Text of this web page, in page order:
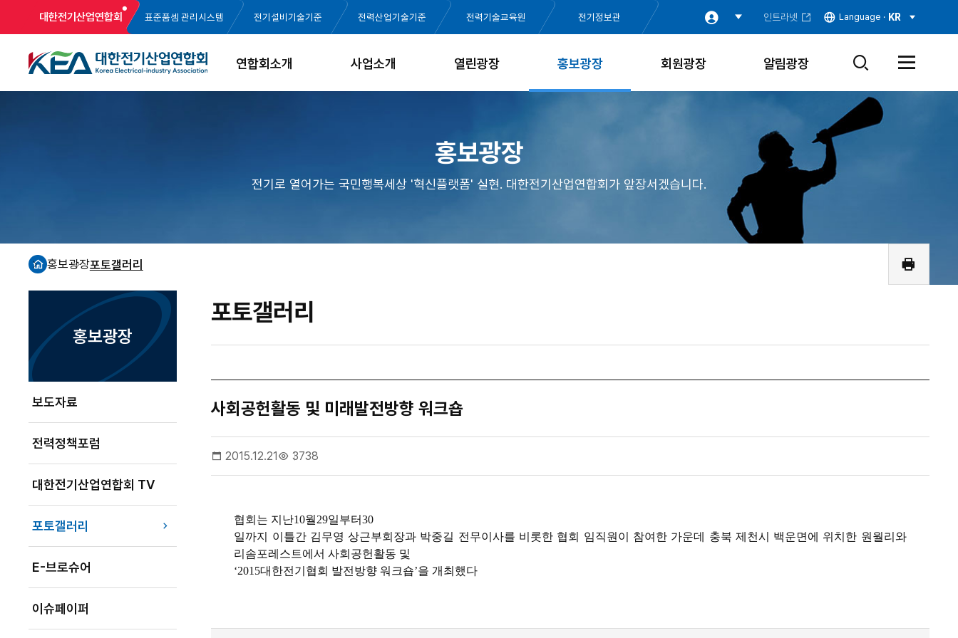
대한전기산업연합회 표준품셈 관리시스템 전기설비기술기준 전력산업기술기준 전력기술교육원 전기정보관 인트라넷 Language · KR
연합회소개 사업소개 열린광장 홍보광장 회원광장 알림광장
검
창
기
전
홍보광장
전기로 열어가는 국민행복세상 '혁신플랫폼' 실현. 대한전기산업연합회가 앞장서겠습니다.
홈
홍보광장포토갤러리
인
쇄
홍보광장
보도자료
전력정책포럼
대한전기산업연합회 TV
포토갤러리
E-브로슈어
이슈페이퍼
포토갤러리
사회공헌활동 및 미래발전방향 워크숍
2015.12.21 3738
협회는 지난10월29일부터30
일까지 이틀간 김무영 상근부회장과 박중길 전무이사를 비롯한 협회 임직원이 참여한 가운데 충북 제천시 백운면에 위치한 원월리와
리솜포레스트에서 사회공헌활동 및
‘2015대한전기협회 발전방향 워크숍’을 개최했다